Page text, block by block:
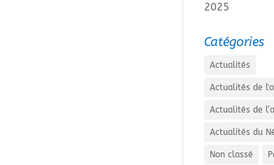
2025
Catégories
Actualités
Actualités de
Actualités de
Actualités du
Non classé